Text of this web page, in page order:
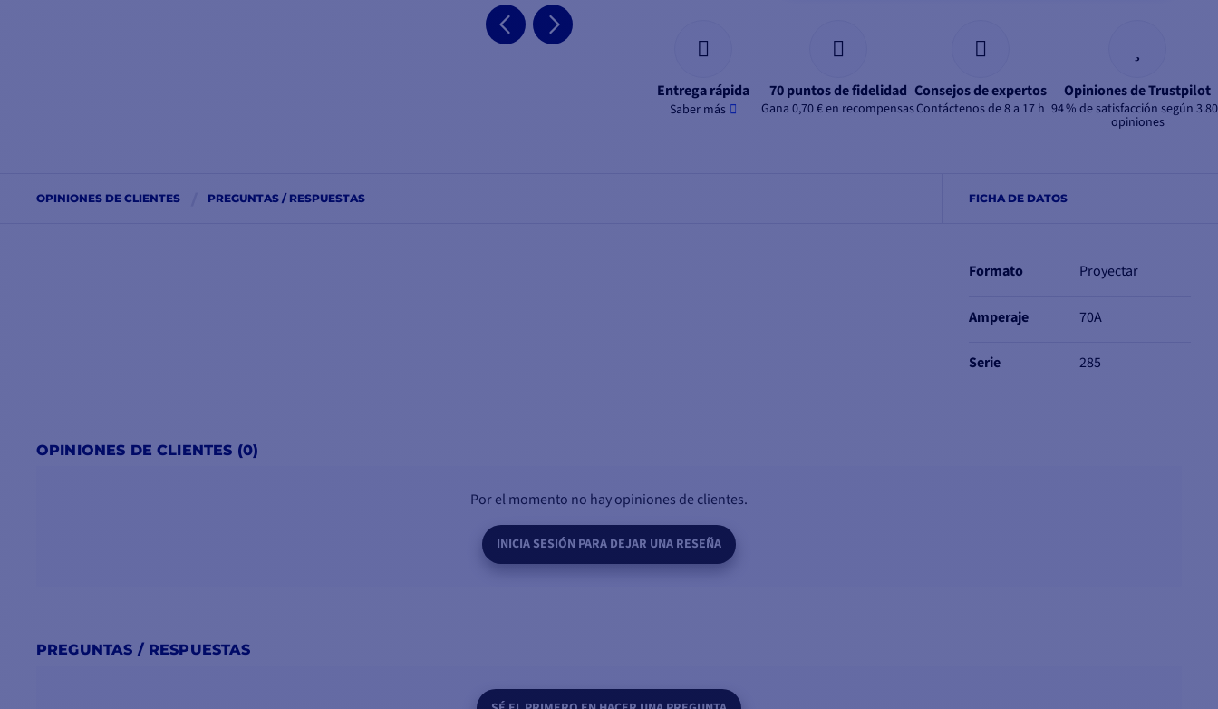
Entrega rápida
Saber más
70 puntos de fidelidad
Gana 0,70 € en recompensas
Consejos de expertos
Contáctenos de 8 a 17 h
Opiniones de Trustpilot
94 % de satisfacción según
opiniones
FICHA DE DATOS
Formato Proyectar
Amperaje 70A
Serie 285
OPINIONES DE CLIENTES PREGUNTAS / RESPUESTAS
OPINIONES DE CLIENTES (0)
Por el momento no hay opiniones de clientes.
INICIA SESIÓN PARA DEJAR UNA RESEÑA
PREGUNTAS / RESPUESTAS